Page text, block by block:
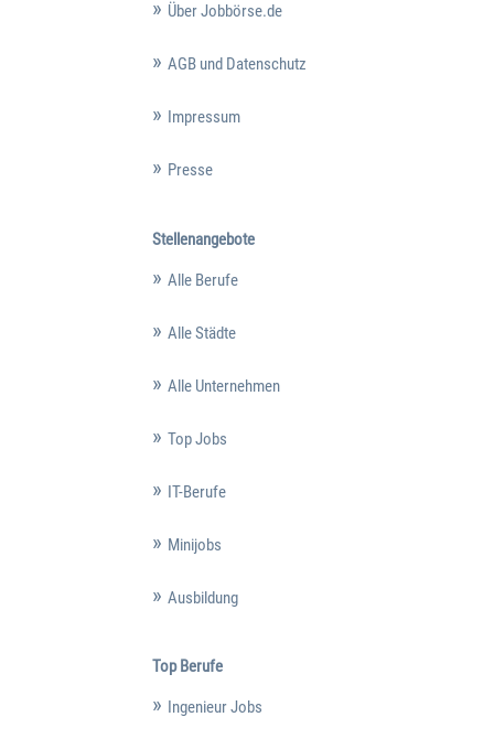
Über Jobbörse.de
AGB und Datenschutz
Impressum
Presse
Stellenangebote
Alle Berufe
Alle Städte
Alle Unternehmen
Top Jobs
IT-Berufe
Minijobs
Ausbildung
Top Berufe
Ingenieur Jobs